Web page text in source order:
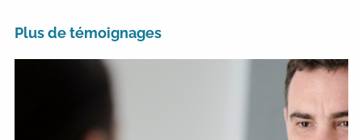
Plus de témoignages